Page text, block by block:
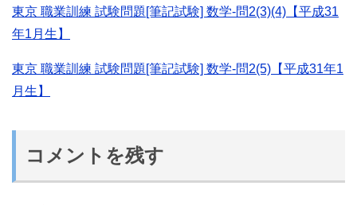
東京 職業訓練 試験問題[筆記試験] 数学-問2(3)(4)【平成31
年1月生】
東京 職業訓練 試験問題[筆記試験] 数学-問2(5)【平成31年1
月生】
コメントを残す